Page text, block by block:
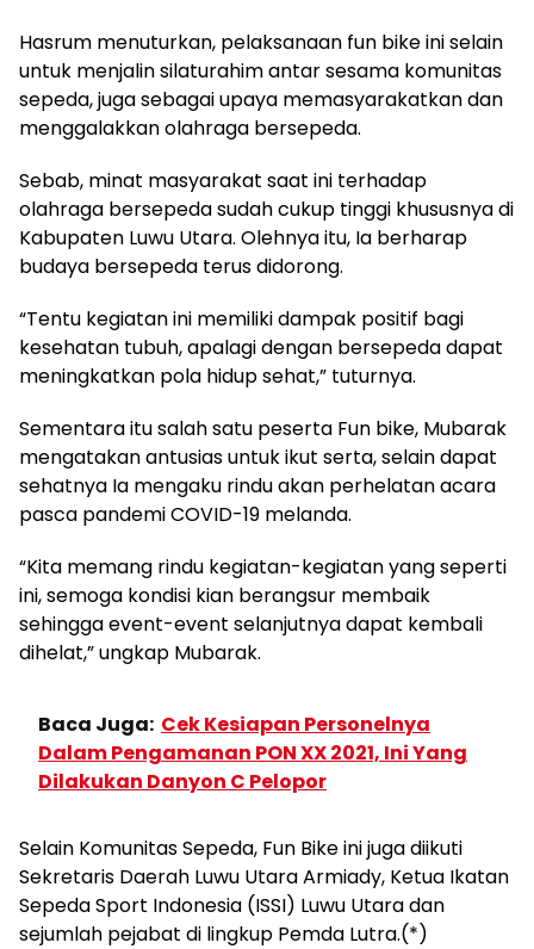
Hasrum menuturkan, pelaksanaan fun bike ini selain
untuk menjalin silaturahim antar sesama komunitas
sepeda, juga sebagai upaya memasyarakatkan dan
menggalakkan olahraga bersepeda.
Sebab, minat masyarakat saat ini terhadap
olahraga bersepeda sudah cukup tinggi khususnya di
Kabupaten Luwu Utara. Olehnya itu, Ia berharap
budaya bersepeda terus didorong.
“Tentu kegiatan ini memiliki dampak positif bagi
kesehatan tubuh, apalagi dengan bersepeda dapat
meningkatkan pola hidup sehat,” tuturnya.
Sementara itu salah satu peserta Fun bike, Mubarak
mengatakan antusias untuk ikut serta, selain dapat
sehatnya Ia mengaku rindu akan perhelatan acara
pasca pandemi COVID-19 melanda.
“Kita memang rindu kegiatan-kegiatan yang seperti
ini, semoga kondisi kian berangsur membaik
sehingga event-event selanjutnya dapat kembali
dihelat,” ungkap Mubarak.
Baca Juga: Cek Kesiapan Personelnya
Dalam Pengamanan PON XX 2021, Ini Yang
Dilakukan Danyon C Pelopor
Selain Komunitas Sepeda, Fun Bike ini juga diikuti
Sekretaris Daerah Luwu Utara Armiady, Ketua Ikatan
Sepeda Sport Indonesia (ISSI) Luwu Utara dan
sejumlah pejabat di lingkup Pemda Lutra.(*)